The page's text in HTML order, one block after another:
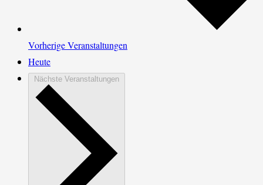
VorherigeVeranstaltungen
Heute
Nächste Veranstaltungen